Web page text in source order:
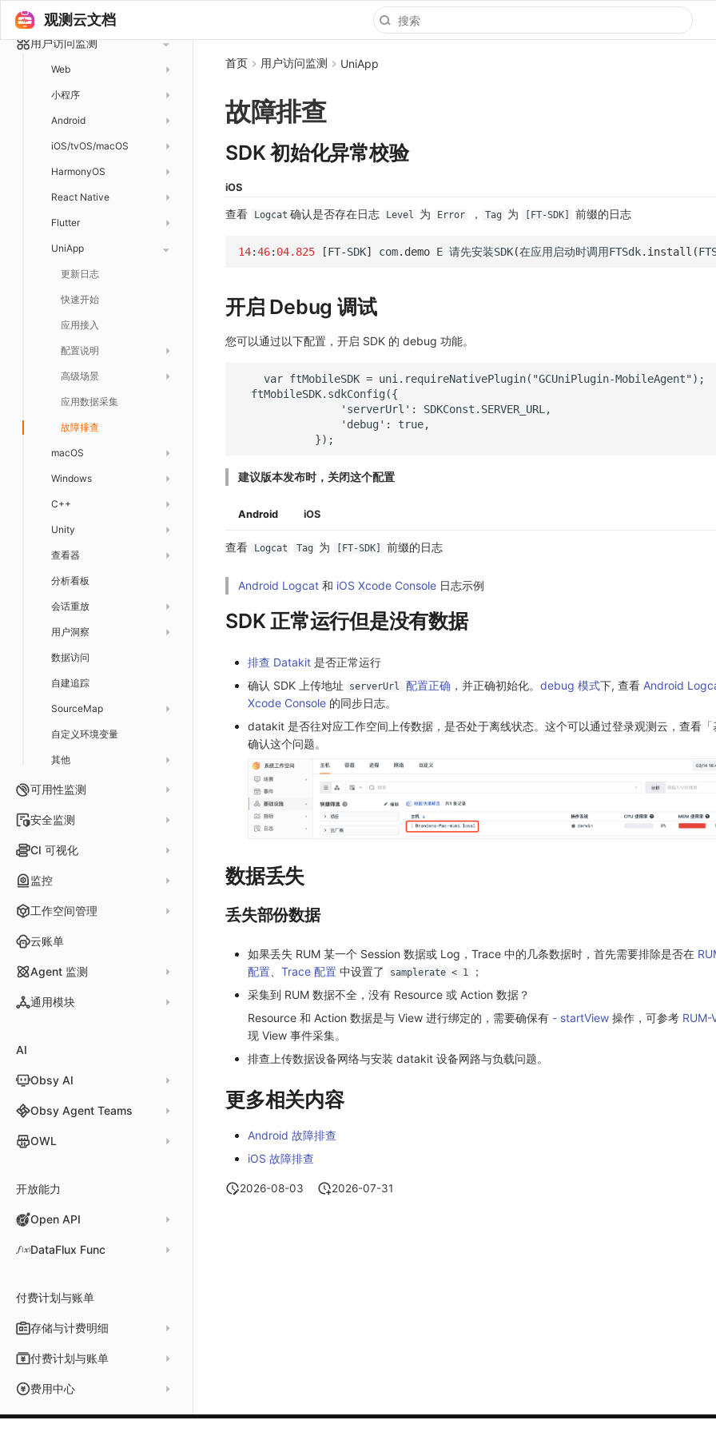
观测云文档
散点图
气泡图
矩形树图
蜂窝图
热力图
拓扑图
SLO
仪表盘
漏斗图
桑基图
数据列表
告警统计图
监控器总览
文本
视频
图片
命令面板
IFrame
Issue 发现
等级定义
等级映射
故障自动分析
故障聚合规则
Webhook配置
常见问题Kubernetes
Pods
Nodes
Replica Sets
Jobs
Cron Jobs
Daemonset
Statefulset
Persistent Volumes
PVC
网络
总览
拓扑
网络流
设备
网络路径
资源目录
数据上报
常见问题
实体类型管理
全景拓扑图
指标分析
指标管理
应用性能监测
数据采集
关联 Web 应用访问
配置应用性能监测采样
应用性能监测关联日志
Java 日志关联链路数据
Python 日志关联链路数据
服务
性能指标
服务拓扑
服务详情
分析看板
链路
手动安装
在主机上部署
在 Kubernetes 上部署
自动注入
在主机上部署
安装 Helm
查看器
列表
详情页
错误追踪
Profiling
用户访问监测
Web
Web 应用接入
前端框架插件接入
SSR 框架下接入
Electron 应用接入
采集数据说明
采样配置
用户操作 Action
自定义数据与事件
用户标识
全局 Context
添加自定义 Action
上报自定义 Error
自定义 View
Resource Hook
WebSocket 长连接采集
FAQ
更新日志
小程序
更新日志
应用接入
远程配置与强制采样
应用数据采集
自定义用户标识
自定义添加 Action
自定义添加 Error
Android
更新日志
快速开始
应用接入
配置说明
SDK 初始化
RUM 配置
Log 配置
Trace 配置
高级场景
自定义标签
自定义采集规则
数据采集脱敏
WebView 监测
符号文件上传
隐私与权限说明
Content Provider 设置
手动兼容接入
应用数据采集
故障排查
iOS/tvOS/macOS
更新日志
迁移指南
快速开始
应用接入
配置说明
SDK 初始化
RUM 配置
Log 配置
Trace 配置
高级场景
自定义标签使用
数据采集自定义规则
数据采集脱敏
符号文件上传
Widget Extension 数据采集
tvOS 数据采集
应用数据采集
故障排查
HarmonyOS
更新日志
快速开始
应用接入
配置说明
SDK 初始化
RUM 配置
Log 配置
Trace 配置
高级场景
数据采集脱敏
WebView 数据监测
应用数据采集
故障排查
React Native
更新日志
快速开始
应用接入
配置说明
SDK 初始化
RUM 配置
Log 配置
Trace 配置
高级场景
自定义标签使用
数据采集自定义规则
数据采集脱敏
符号文件上传
WebView 数据监测
原生与 React Native 混合开发
Android Resource 手动配置
应用数据采集
故障排查
Flutter
更新日志
快速开始
应用接入
配置说明
SDK 初始化
RUM 配置
Log 配置
Trace 配置
高级场景
自定义标签使用
数据采集自定义规则
数据采集脱敏
WebView 数据监测
原生与 Flutter 混合开发
应用数据采集
故障排查
UniApp
更新日志
快速开始
应用接入
配置说明
SDK 初始化
RUM 配置
Log 配置
Trace 配置
高级场景
数据采集脱敏
WebView 数据监测
应用数据采集
故障排查
macOS
快速开始
应用接入
配置说明
SDK 初始化
RUM 配置
Log 配置
Trace 配置
高级场景
自定义标签使用
数据采集自定义规则
应用数据采集
故障排查
Windows
更新日志
快速开始
应用接入
配置说明
SDK 初始化
RUM 配置
Log 配置
Trace 配置
框架接入
桌面 UI 框架
WebView2
Electron
高级场景
隐私与数据脱敏
自定义标签
自定义采集规则
应用数据采集
故障排查
C++
快速开始
应用接入
配置说明
SDK 初始化
RUM 配置
Log 配置
Trace 配置
高级场景
自定义标签
自定义采集规则
应用数据采集
故障排查
Unity
快速开始
应用接入
配置说明
SDK 初始化
RUM 配置
Log 配置
Trace 配置
高级场景
自定义标签使用
数据采集脱敏
原生与 Unity 混合开发
故障排查
查看器
Session（会话）
View（页面）
Resource（资源）
Action（操作）
Long Task（长任务）
Error（错误）
分析看板
会话重放
Web
如何接入会话重放
如何接入 canvas 录制
故障排除
移动端
Android 会话重放
iOS 会话重放
Flutter 会话重放
React Native 会话重放
用户洞察
会话热图
漏斗分析
数据访问
自建追踪
SourceMap
SourceMap 配置
脚本上传 sourcemap
自定义环境变量
其他
数据拦截与修改
可用性监测
拨测任务
TCP
SSL
浏览器拨测
常见问题
安全监测
新建检测规则
Arbiter
语法
内置函数
CI 可视化
数据采集
监控
监控器
突变检测
离群检测
日志检测
用户访问指标检测
网络数据检测
可编程检测
监控器列表
真值表
事件等级
主机智能检测
用户访问智能检测
管理 SLO
告警策略
告警聚合通知模板
企业微信机器人
飞书机器人
语音电话
Telegram Bot
工作空间管理
账号设置
字段管理
全局标签
环境变量
角色管理
权限清单
API Keys 管理
Open API
Client Token 管理
数据转发
新建转发规则
数据转发至阿里云 OSS
数据访问
分享管理
云账单
Agent 监测
应用列表
通用模块
筛选
时间控件
保存快照
分享快照
AI
Obsy AI
Obsy Copilot
Obsy Agent Teams
Agent 管理
Agent 服务运维
MCP 服务
自动化
任务接入
Obscli
OWL
自动安装
快速开始
命令参考
OWL MCP Server
快速开始
工具清单
故障排查
更新日志
开放能力
Open API
公共请求参数
接口签名认证
使用限制
DataFlux Func
云账号管理
AWS
阿里云
外部数据源
一般图表数据返回
脚本市场
付费计划与账单
存储与计费明细
数据存储策略
付费计划与账单
费用结算方式
费用中心
名词解释
首页 用户访问监测 UniApp
故障排查
SDK 初始化异常校验
iOS
查看 Logcat 确认是否存在日志 Level 为 Error ， Tag 为 [FT-SDK] 前缀的日志
14:46: 04.825 [FT-SDK] com. demo E 请先安装SDK(在应用启动时调用FTSdk. install (
开启 Debug 调试
您可以通过以下配置，开启 SDK 的 debug 功能。
建议版本发布时，关闭这个配置
Android iOS
查看 Logcat Tag 为 [FT-SDK] 前缀的日志
Android Logcat 和 iOS Xcode Console 日志示例
SDK 正常运行但是没有数据
排查 Datakit是否正常运行
确认 SDK 上传地址
serverUrl 配置正确 ，并正确初始化。 debug 模式下, 查看 Android
Xcode Console的同步日志。
datakit 是否往对应工作空间上传数据，是否处于离线状态。这个可以通过登录观测云，查看「
确认这个问题。
数据丢失
丢失部份数据
如果丢失 RUM 某一个 Session 数据或 Log，Trace 中的几条数据时，首先需要排除是否在
配置、 Trace 配置中设置了 samplerate < 1
；
采集到 RUM 数据不全，没有 Resource 或 Action 数据？
Resource 和 Action 数据是与 View 进行绑定的，需要确保有 - startView操作，可参考 RUM-
现 View 事件采集。
排查上传数据设备网络与安装 datakit 设备网路与负载问题。
更多相关内容
Android 故障排查
iOS 故障排查
2026-08-03 2026-07-31